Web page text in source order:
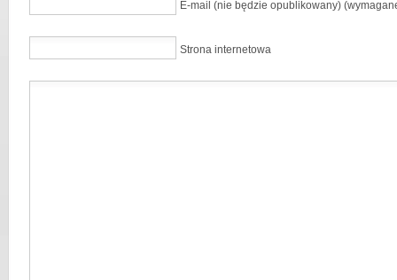
E-mail (nie będzie opublikowany)
Strona internetowa